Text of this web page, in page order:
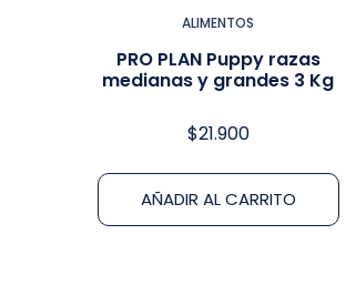
ALIMENTOS
PRO PLAN Puppy razas
medianas y grandes 3 Kg
$21.900
AÑADIR AL CARRITO